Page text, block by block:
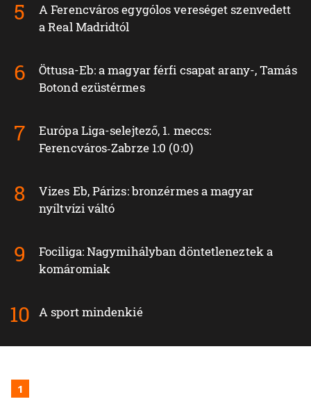
A Ferencváros egygólos vereséget szenvedett
a Real Madridtól
Öttusa-Eb: a magyar férfi csapat arany-, Tamás
Botond ezüstérmes
Európa Liga-selejtező, 1. meccs:
Ferencváros‑Zabrze 1:0 (0:0)
Vizes Eb, Párizs: bronzérmes a magyar
nyíltvízi váltó
Fociliga: Nagymihályban döntetleneztek a
komáromiak
A sport mindenkié
1